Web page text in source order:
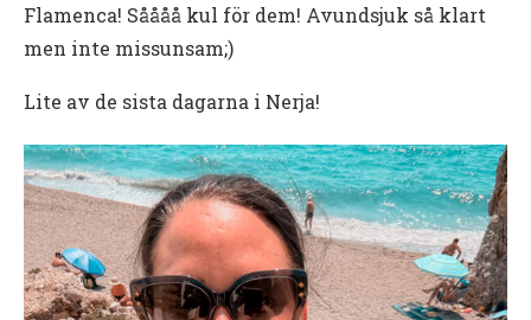
Flamenca! Såååå kul för dem! Avundsjuk så klart
men inte missunsam;)
Lite av de sista dagarna i Nerja!